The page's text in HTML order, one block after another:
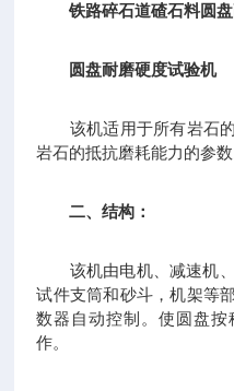
铁路碎石道碴石料圆
圆盘耐磨硬度试验机
该机适用于所有岩石的
岩石的抵抗磨耗能力的参数
二、结构：
该机由电机、减速机、
试件支筒和砂斗，机架等
数器自动控制。使圆盘
作。